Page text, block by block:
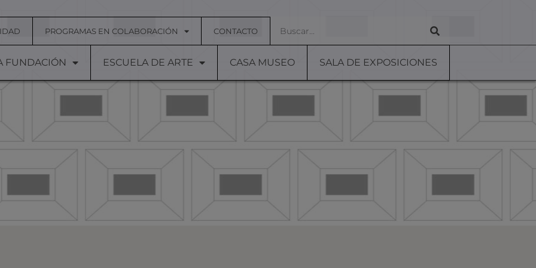
PROGRAMAS EN COLABORACIÓN CONTACTO
FUNDACIÓN ESCUELA DE ARTE CASA MUSEO SALA DE EXPOSICIONES